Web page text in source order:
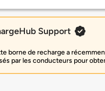
Support
borne de recharge a
par les conducteurs pour